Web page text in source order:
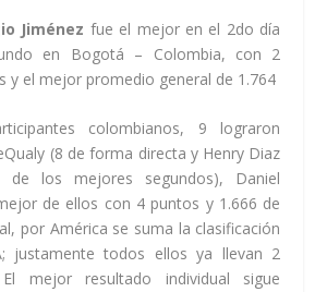
Jiménez fue el mejor en el 2do día
en Bogotá – Colombia, con 2
y el mejor promedio general de 1.764
colombianos, 9 lograron
(8 de forma directa y Henry Diaz
de los mejores segundos), Daniel
de ellos con 4 puntos y 1.666 de
por América se suma la clasificación
justamente todos ellos ya llevan 2
El mejor resultado individual sigue